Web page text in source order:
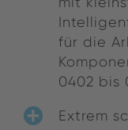
für die
0402 bis
Extrem